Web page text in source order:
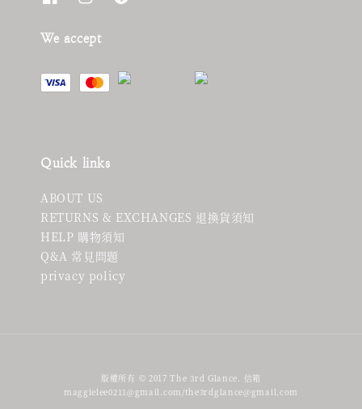
We accept
Quick links
ABOUT US
RETURNS & EXCHANGES 退換貨須知
HELP 購物須知
Q&A 常見問題
privacy policy
版權所有 © 2017 The 3rd Glance. 信箱
maggielee0211@gmail.com/the3rdglance@gmail.com